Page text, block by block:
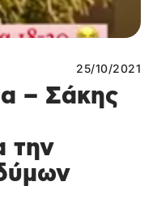
25/10/2021
– Σάκης
την